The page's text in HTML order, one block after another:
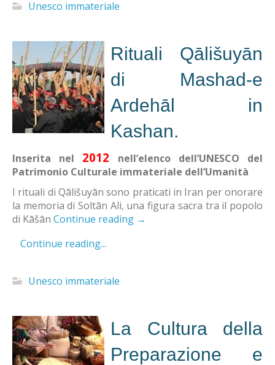
Unesco immateriale
Rituali Qālišuyān
di Mashad-e
Ardehāl in
Kashan.
Inserita nel 2012
nell’elenco dell’UNESCO del
Patrimonio Culturale immateriale dell’Umanità
I rituali di Qālišuyān sono praticati in Iran per onorare
la memoria di Soltān Ali, una figura sacra tra il popolo
di Kāšān Continue reading →
Continue reading...
Unesco immateriale
La Cultura della
Preparazione e